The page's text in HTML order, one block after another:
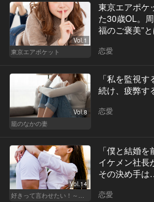
Vol.1
東京エアポケット
東京エアポケ
た30歳OL。
福のご褒美”
恋愛
Vol.8
籠のなかの妻
「私を監視
続け、疲弊す
恋愛
Vol.14
好きって言わせたい！～正反対のふたり～
「僕と結婚
イケメン社長
その決め手
恋愛